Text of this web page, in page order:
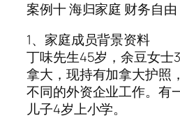
案例十 海归家庭 财务自由
1、家庭成员背景资料
丁味先生45岁，余豆女士
拿大，现持有加拿大护照
不同的外资企业工作。有
儿子4岁上小学。